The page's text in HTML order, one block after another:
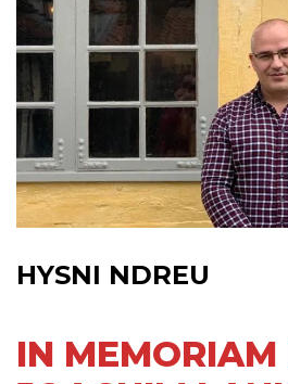
HYSNI NDREU
IN MEMORIAM